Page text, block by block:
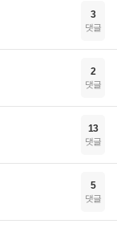
3
댓글
2
댓글
13
댓글
5
댓글